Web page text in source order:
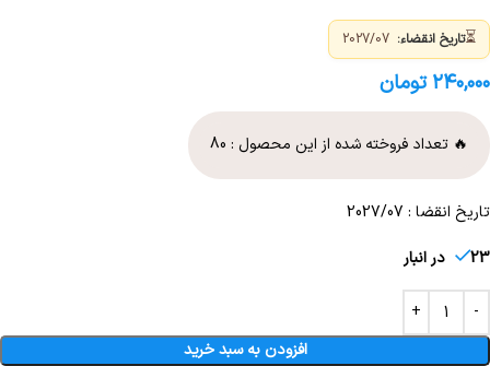
⏳تاریخ انقضاء:
۲۴۰,۰۰۰ تومان
🔥 تعداد فروخته شده از این محصول : 80
تاریخ انقضا : 2027/07
23 در انبار
افزودن به سبد خرید